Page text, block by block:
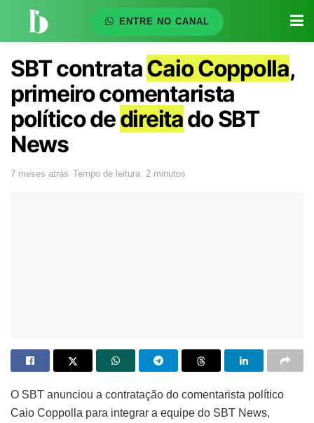
ENTRE NO CANAL
SBT contrataCaio Coppolla,
primeiro comentarista
político dedireitado SBT
News
7 meses atrás Tempo de leitura: 2 minutos
O SBT anunciou a contratação do comentarista político
Caio Coppolla para integrar a equipe do SBT News,